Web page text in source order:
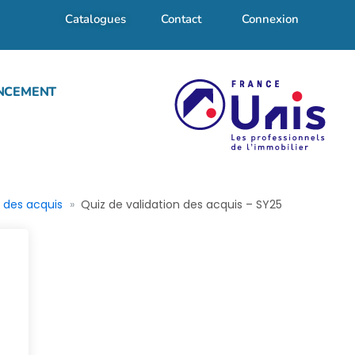
Catalogues Contact Connexion
acquis Quiz de validation des acquis – SY25